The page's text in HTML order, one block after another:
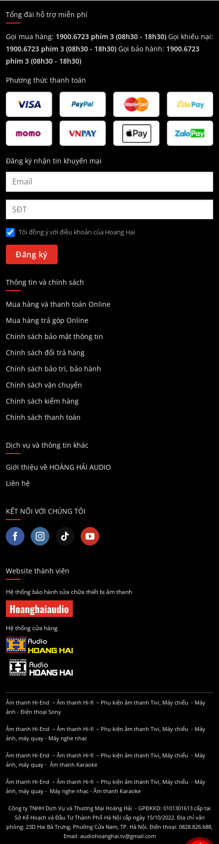
Tổng đài hỗ trợ miễn phí
Gọi mua hàng: 1900.6723 phím 3 (08h30 - 18h30) Gọi khiếu nại:
1900.6723 phím 3 (08h30 - 18h30) Gọi bảo hành: 1900.6723
phím 3 (08h30 - 18h30)
Phương thức thanh toán
Đăng ký nhận tin khuyến mại
Tôi đồng ý với điều khoản của Hoang Hai
Thông tin và chính sách
Mua hàng và thanh toán Online
Mua hàng trả góp Online
Chính sách bảo mật thông tin
Chính sách đổi trả hàng
Chính sách bảo trì, bảo hành
Chính sách vận chuyển
Chính sách kiểm hàng
Chính sách thanh toán
Dịch vụ và thông tin khác
Giới thiệu về HOÀNG HẢI AUDIO
Liên hệ
KẾT NỐI VỚI CHÚNG TÔI
Website thành viên
Hệ thống bảo hành sửa chữa thiết bị âm thanh
Hệ thống cửa hàng
Âm thanh Hi-End – Âm thanh Hi-fi – Phụ kiện âm thanh Tivi, Máy chiếu - Máy
ảnh - Điện thoại Sony
Âm thanh Hi-End – Âm thanh Hi-fi – Phụ kiện âm thanh Tivi, Máy chiếu - Máy
ảnh, máy quay - Máy nghe nhạc
Âm thanh Hi-End – Âm thanh Hi-fi – Phụ kiện âm thanh Tivi, Máy chiếu - Máy
ảnh, máy quay - Âm thanh Karaoke
Âm thanh Hi-End – Âm thanh Hi-fi – Phụ kiện âm thanh Tivi, Máy chiếu - Máy
ảnh, máy quay - Máy nghe nhạc - Âm thanh Karaoke
Công ty TNHH Dịch Vụ và Thương Mại Hoàng Hải - GPĐKKD: 0101301613 cấp tại
Sở Kế Hoạch và Đầu Tư Thành Phố Hà Nội cấp ngày 15/10/2022. Địa chỉ văn
phòng: 23D Hai Bà Trưng, Phường Cửa Nam, TP. Hà Nội. Điện thoại: 0828.826.688,
Email: audiohoanghai.tv@gmail.com